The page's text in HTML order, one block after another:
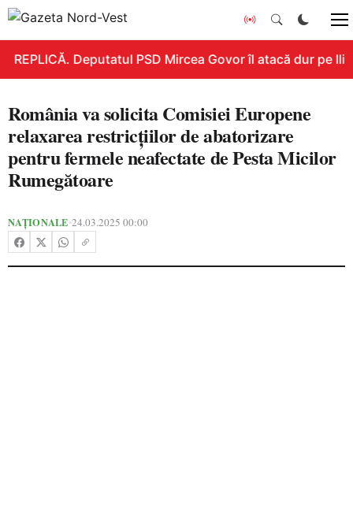
REPLICĂ. Deputatul PSD Mircea Govor îl atacă dur pe
România va solicita Comisiei Europene
relaxarea restricțiilor de abatorizare
pentru fermele neafectate de Pesta Micilor
Rumegătoare
NAȚIONALE•24.03.2025 00:00